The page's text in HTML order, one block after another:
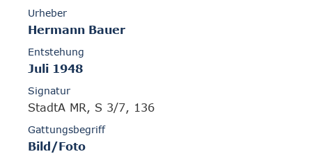
Urheber
Hermann Bauer
Entstehung
Juli 1948
Signatur
StadtA MR, S 3/7, 136
Gattungsbegriff
Bild/Foto